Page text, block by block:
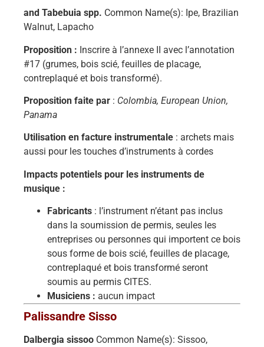
and Tabebuia spp. Common Name(s): Ipe, Brazilian
Walnut, Lapacho
Proposition : Inscrire à l’annexe II avec l’annotation
#17 (grumes, bois scié, feuilles de placage,
contreplaqué et bois transformé).
Proposition faite par : Colombia, European Union,
Panama
Utilisation en facture instrumentale : archets mais
aussi pour les touches d’instruments à cordes
Impacts potentiels pour les instruments de
musique :
Fabricants : l’instrument n’étant pas inclus
dans la soumission de permis, seules les
entreprises ou personnes qui importent ce bois
sous forme de bois scié, feuilles de placage,
contreplaqué et bois transformé seront
soumis au permis CITES.
Musiciens : aucun impact
Palissandre Sisso
Dalbergia sissoo Common Name(s): Sissoo,